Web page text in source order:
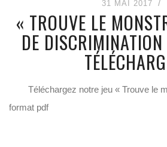
31 MAI 2017
« TROUVE LE
DE
Téléchargez notre jeu « Trouve le
format pdf